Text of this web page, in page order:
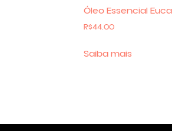
Óleo Essencial
R$44.00
Saiba mais